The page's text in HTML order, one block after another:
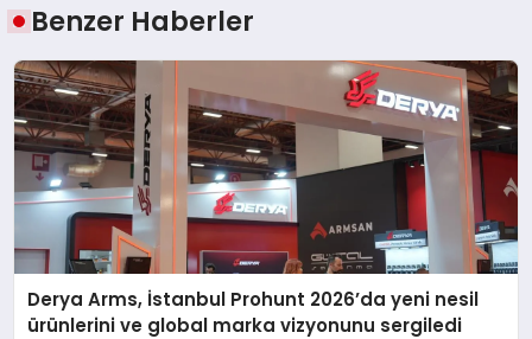
Benzer Haberler
Derya Arms, İstanbul Prohunt 2026’da yeni nesil
ürünlerini ve global marka vizyonunu sergiledi